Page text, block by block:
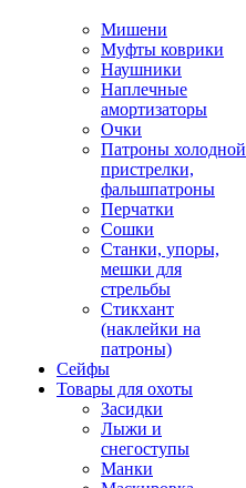
Мишени
Муфты коврики
Наушники
Наплечные
амортизаторы
Очки
Патроны холодной
пристрелки,
фальшпатроны
Перчатки
Сошки
Станки, упоры,
мешки для
стрельбы
Стикхант
(наклейки на
патроны)
Сейфы
Товары для охоты
Засидки
Лыжи и
снегоступы
Манки